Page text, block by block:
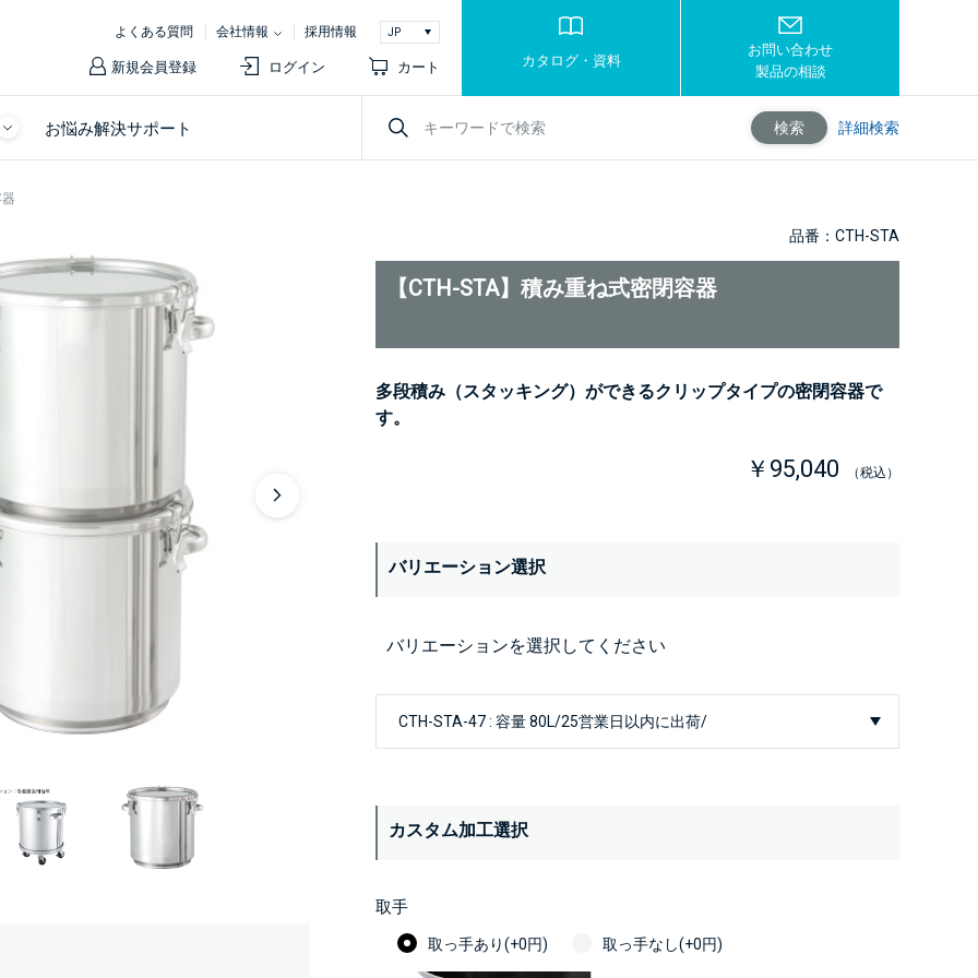
よくある質問 会社情報 採用情報
新規会員登録 ログイン カート カタログ・資料
お問い合わせ
製品の相談
お悩み解決サポート 検索 詳細検索
品番：CTH-STA
【CTH-STA】積み重ね式密閉容器
多段積み（スタッキング）ができるクリップタイプの密閉容器で
す。
￥95,040 （税込）
バリエーション選択
バリエーションを選択してください
カスタム加工選択
取手
取っ手あり(+0円) 取っ手なし(+0円)